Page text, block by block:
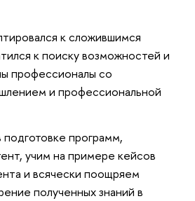
к сложившимся
к поиску возможностей и
профессионалы со
и профессиональной
программ,
учим на примере кейсов
и всячески поощряем
полученных знаний в